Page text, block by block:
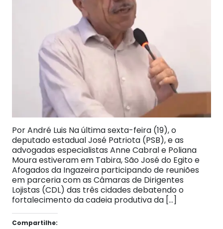
Por André Luis Na última sexta-feira (19), o
deputado estadual José Patriota (PSB), e as
advogadas especialistas Anne Cabral e Poliana
Moura estiveram em Tabira, São José do Egito e
Afogados da Ingazeira participando de reuniões
em parceria com as Câmaras de Dirigentes
Lojistas (CDL) das três cidades debatendo o
fortalecimento da cadeia produtiva da […]
Compartilhe: